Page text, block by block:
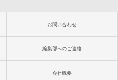
お問い合わせ
編集部へのご連絡
会社概要